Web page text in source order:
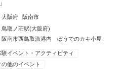
大阪府
阪南市
鳥取ノ荘駅(大阪府)
阪南市西鳥取漁港内 ぼうでのカキ小屋
験イベント・アクティビティ
の他のイベント